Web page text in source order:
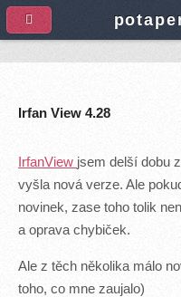
A
Irfan View 4.28
IrfanView jsem delší dobu
vyšla nová verze. Ale
novinek, zase toho tolik
a oprava chybiček.
Ale z těch několika málo
toho, co mne zaujalo)